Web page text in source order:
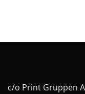
c/o Print Gruppen